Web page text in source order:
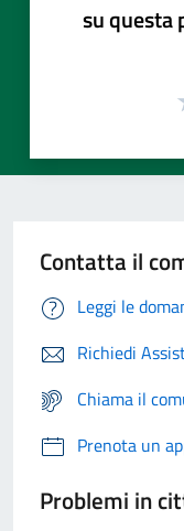
su questa
Contatta il
Leggi le
Richiedi
Chiama il
Prenota un
Problemi in